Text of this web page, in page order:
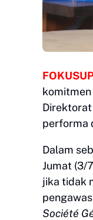
Direktorat
performa
​Dalam
Jumat (3/
jika tidak
Société